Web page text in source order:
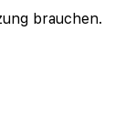
brauchen.